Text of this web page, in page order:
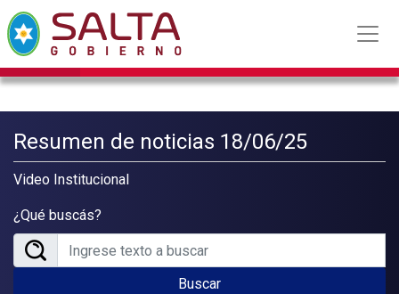
Resumen de noticias 18/06/25
Video Institucional
¿Qué buscás?
Buscar